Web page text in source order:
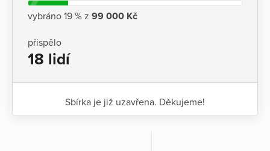
vybráno 19 % z 99 000 Kč
přispělo
18 lidí
Sbírka je již uzavřena. Děkujeme!